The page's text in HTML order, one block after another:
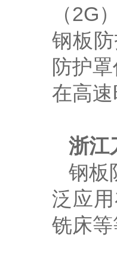
（2G
钢板
防护
在高
浙江
钢板
泛应
铣床